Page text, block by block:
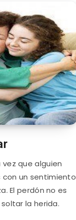
vez que alguien
un sentimiento
El perdón no es
la herida.